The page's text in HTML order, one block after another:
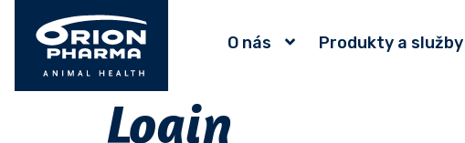
O nás Produkty a služby
Login